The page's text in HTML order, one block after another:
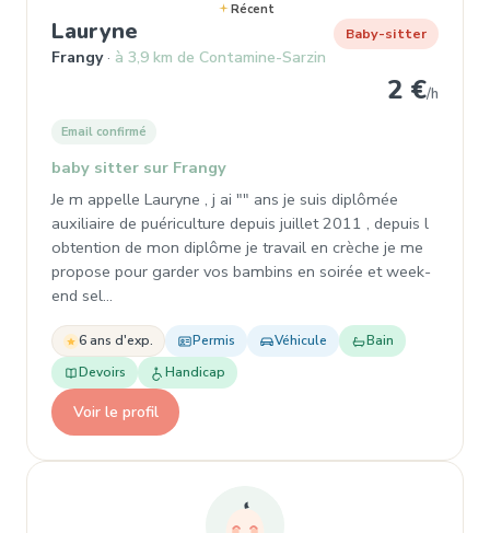
Récent
Lauryne , Garde d'enfant à Frangy
Frangy à 3,9 km de Contamine-Sarzin
Baby-sitter
2 €/h
Email confirmé
baby sitter sur Frangy
Je m appelle Lauryne , j ai "" ans je suis diplômée
auxiliaire de puériculture depuis juillet 2011 , depuis l
obtention de mon diplôme je travail en crèche je me
propose pour garder vos bambins en soirée et week-
end sel…
6 ans d'exp. Permis Véhicule
Bain
Devoirs
Handicap
Voir le profil